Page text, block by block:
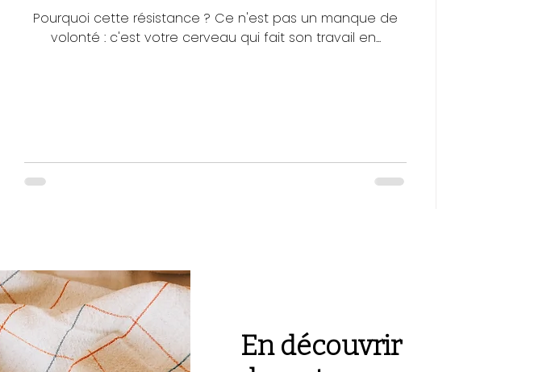
Pourquoi cette résistance ? Ce n'est pas un manque de
volonté : c'est votre cerveau qui fait son travail en...
En découvrir